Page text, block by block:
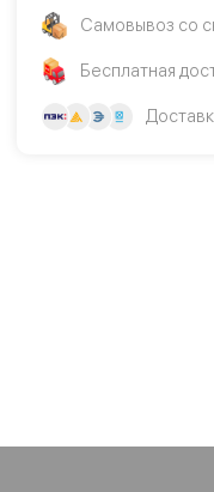
Самовывоз со
Бесплатная